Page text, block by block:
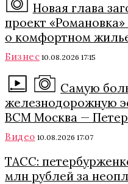
Новая глава
проект
о комфортном
Бизнес 10.08.2026 17:15
Самую
железнодорожную
ВСМ Москва —
Видео 10.08.2026 17:07
ТАСС:
млн рублей за